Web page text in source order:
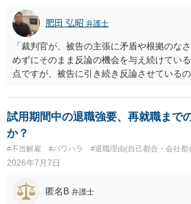
肥田 弘昭 弁護士
「裁判官が、被告の主張に矛盾や根拠のな
めずにそのまま反論の機会を与え続けてい
点ですが、被告に引き続き反論させている
くしている場合があります。被告がこれ以
るかと思います。ご参考にしてください。
試用期間中の退職強要、再就職まで
か？
#不当解雇 #パワハラ #退職理由(自己都合・会社都
2026年7月7日
匿名B 弁護士